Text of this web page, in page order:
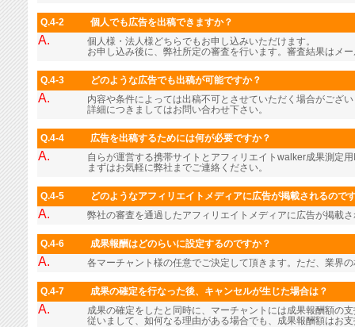
Q.4-2 個人でも広告を出稿できますか？
A.
個人様・法人様どちらでもお申し込みいただけます。
お申し込み後に、弊社所定の審査を行います。審査結果はメ
Q.4-3 どのような広告でも出稿が可能ですか？
A.
内容や条件によっては出稿不可とさせていただく場合がござ
詳細につきましてはお問い合わせ下さい。
Q.4-4 広告を出稿するためには何が必要ですか？
A.
自らが運営する携帯サイトとアフィリエイトwalker成果測定
まずはお気軽に弊社までご連絡ください。
Q.4-5 どのようなアフィリエイトメディアに広告が掲載されるので
A. 弊社の審査を通過したアフィリエイトメディアに広告が掲載
Q.4-6 成果報酬はどのらいに設定するのですか？
A. 各マーチャント様の任意でご決定して頂きます。ただ、業界
Q.4-7 成果の確定を行なった後、キャンセルが生じた場合は？
A.
成果の確定をしたと同時に、マーチャントには成果報酬額の
従いまして、如何なる理由がある場合でも、成果報酬額はお